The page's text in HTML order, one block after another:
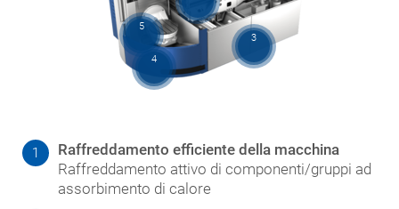
3
4
5
1
Raffreddamento efficiente della macchina
Raffreddamento attivo di componenti/gruppi ad
assorbimento di calore